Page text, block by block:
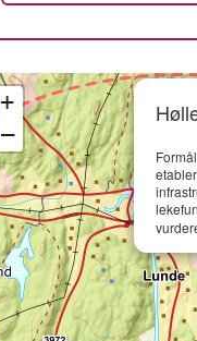
+
−